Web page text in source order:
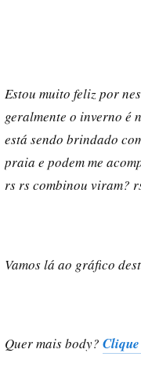
Estou muito feliz por
geralmente o inverno é
está sendo brindado
praia e podem me
rs rs combinou viram?
Vamos lá ao gráfico
Quer mais body?